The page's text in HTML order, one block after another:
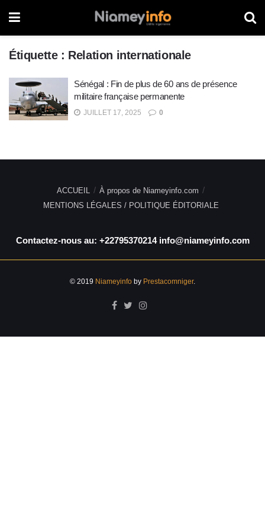
Étiquette : Relation internationale
Sénégal : Fin de plus de 60 ans de présence
militaire française permanente
JUILLET 17, 2025 0
ACCUEIL
À propos de Niameyinfo.com
MENTIONS LÉGALES / POLITIQUE ÉDITORIALE
Contactez-nous au: +22795370214 info@niameyinfo.com
© 2019 Niameyinfo by Prestacomniger.